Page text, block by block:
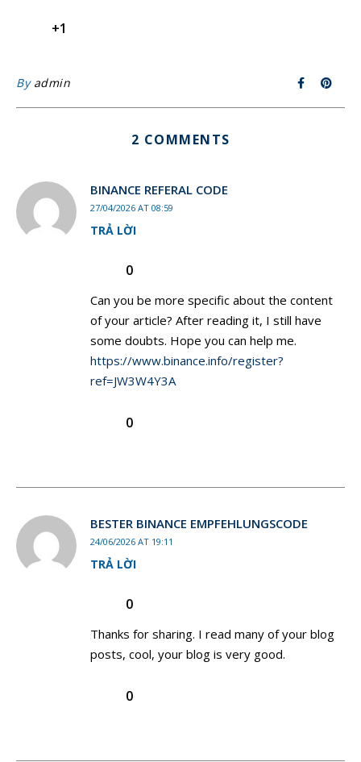
+1
By admin
2 COMMENTS
BINANCE REFERAL CODE
27/04/2026 AT 08:59
TRẢ LỜI
0
Can you be more specific about the content
of your article? After reading it, I still have
some doubts. Hope you can help me.
https://www.binance.info/register?
ref=JW3W4Y3A
0
BESTER BINANCE EMPFEHLUNGSCODE
24/06/2026 AT 19:11
TRẢ LỜI
0
Thanks for sharing. I read many of your blog
posts, cool, your blog is very good.
0